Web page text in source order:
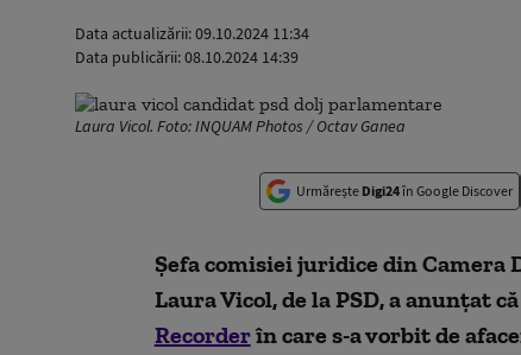
Data actualizării:09.10.2024 11:34
Data publicării:08.10.2024 14:39
Laura Vicol. Foto: INQUAM Photos / Octav Ganea
Urmărește Digi24în Google Discover
Șefa comisiei juridice din
Laura Vicol, de la PSD, a anunțat
Recorderîn care s-a vorbit de